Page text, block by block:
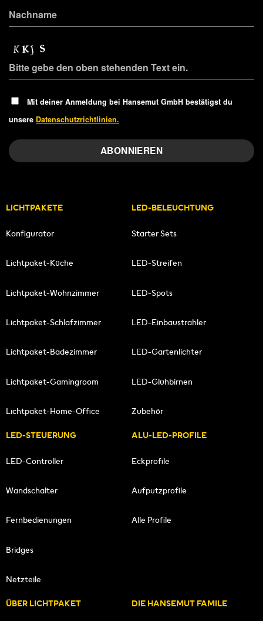
Mit deiner Anmeldung bei Hansemut GmbH bestätigst du
unsere Datenschutzrichtlinien.
LICHTPAKETE
Konfigurator
Lichtpaket-Küche
Lichtpaket-Wohnzimmer
Lichtpaket-Schlafzimmer
Lichtpaket-Badezimmer
Lichtpaket-Gamingroom
Lichtpaket-Home-Office
LED-BELEUCHTUNG
Starter Sets
LED-Streifen
LED-Spots
LED-Einbaustrahler
LED-Gartenlichter
LED-Glühbirnen
Zubehör
LED-STEUERUNG
LED-Controller
Wandschalter
Fernbedienungen
Bridges
Netzteile
ALU-LED-PROFILE
Eckprofile
Aufputzprofile
Alle Profile
ÜBER LICHTPAKET DIE HANSEMUT FAMILE